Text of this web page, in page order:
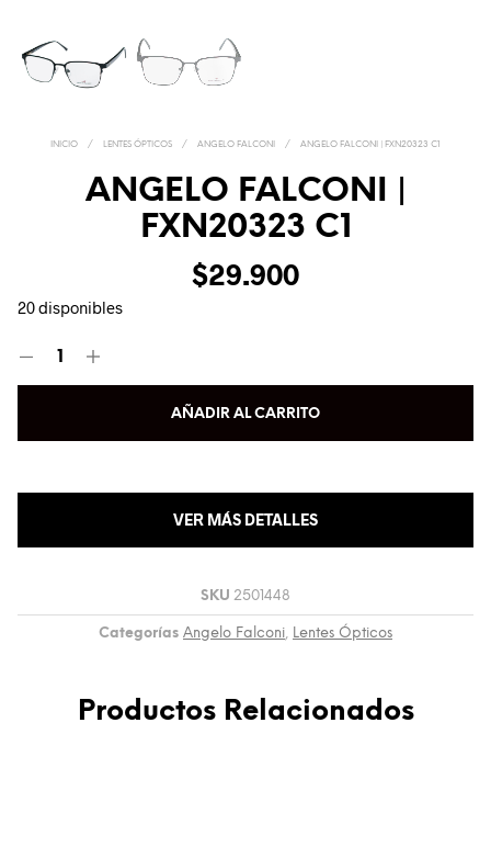
INICIO / LENTES ÓPTICOS / ANGELO FALCONI / ANGELO FALCONI | FXN20323 C1
ANGELO FALCONI |
FXN20323 C1
$29.900
20 disponibles
AÑADIR AL CARRITO
VER MÁS DETALLES
SKU 2501448
Categorías Angelo Falconi, Lentes Ópticos
Productos Relacionados